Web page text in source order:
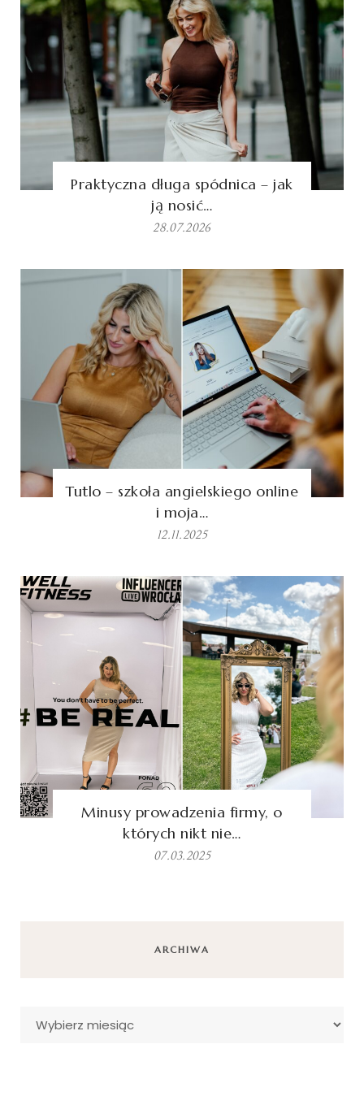
Praktyczna długa spódnica – jak
ją nosić…
28.07.2026
Tutlo – szkoła angielskiego online
i moja…
12.11.2025
Minusy prowadzenia firmy, o
których nikt nie…
07.03.2025
ARCHIWA